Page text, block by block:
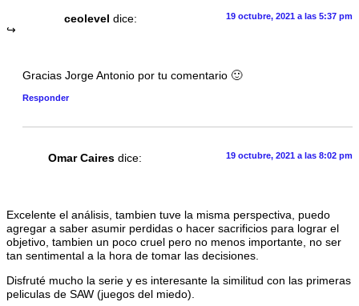
ceolevel dice: 19 octubre, 2021 a las 5:37 pm
Gracias Jorge Antonio por tu comentario 🙂
Responder
Omar Caires dice: 19 octubre, 2021 a las 8:02 pm
Excelente el análisis, tambien tuve la misma perspectiva, puedo
agregar a saber asumir perdidas o hacer sacrificios para lograr el
objetivo, tambien un poco cruel pero no menos importante, no ser
tan sentimental a la hora de tomar las decisiones.
Disfruté mucho la serie y es interesante la similitud con las primeras
peliculas de SAW (juegos del miedo).